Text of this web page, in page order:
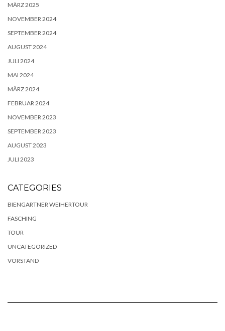
MÄRZ 2025
NOVEMBER 2024
SEPTEMBER 2024
AUGUST 2024
JULI 2024
MAI 2024
MÄRZ 2024
FEBRUAR 2024
NOVEMBER 2023
SEPTEMBER 2023
AUGUST 2023
JULI 2023
CATEGORIES
BIENGARTNER WEIHERTOUR
FASCHING
TOUR
UNCATEGORIZED
VORSTAND